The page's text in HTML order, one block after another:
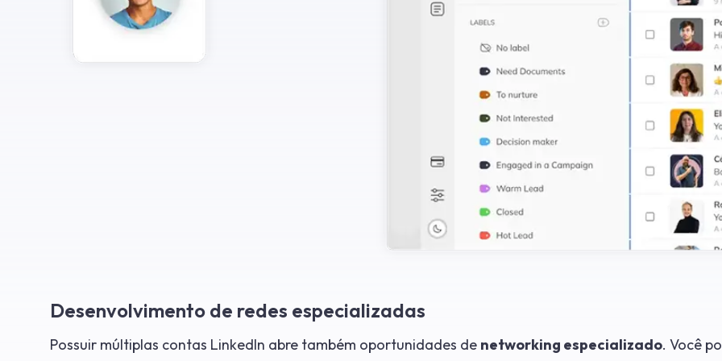
Desenvolvimento de redes especializadas
Possuir múltiplas contas LinkedIn abre também oportunidades de networking especializado. Você